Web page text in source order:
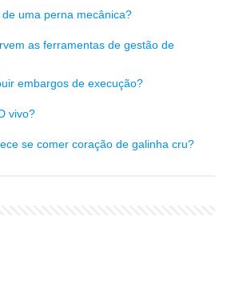
uma perna mecânica?
as ferramentas de gestão de
embargos de execução?
vivo?
se comer coração de galinha cru?